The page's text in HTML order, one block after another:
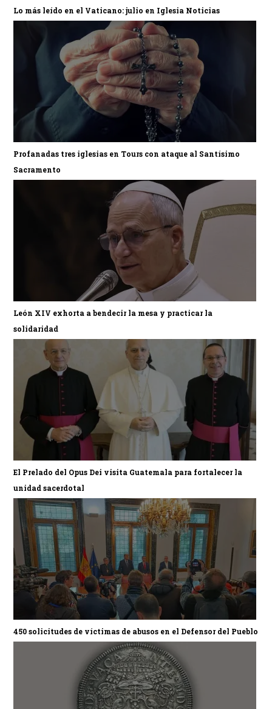
Lo más leído en el Vaticano: julio en Iglesia Noticias
Profanadas tres iglesias en Tours con ataque al Santísimo
Sacramento
León XIV exhorta a bendecir la mesa y practicar la
solidaridad
El Prelado del Opus Dei visita Guatemala para fortalecer la
unidad sacerdotal
450 solicitudes de víctimas de abusos en el Defensor del Pueblo